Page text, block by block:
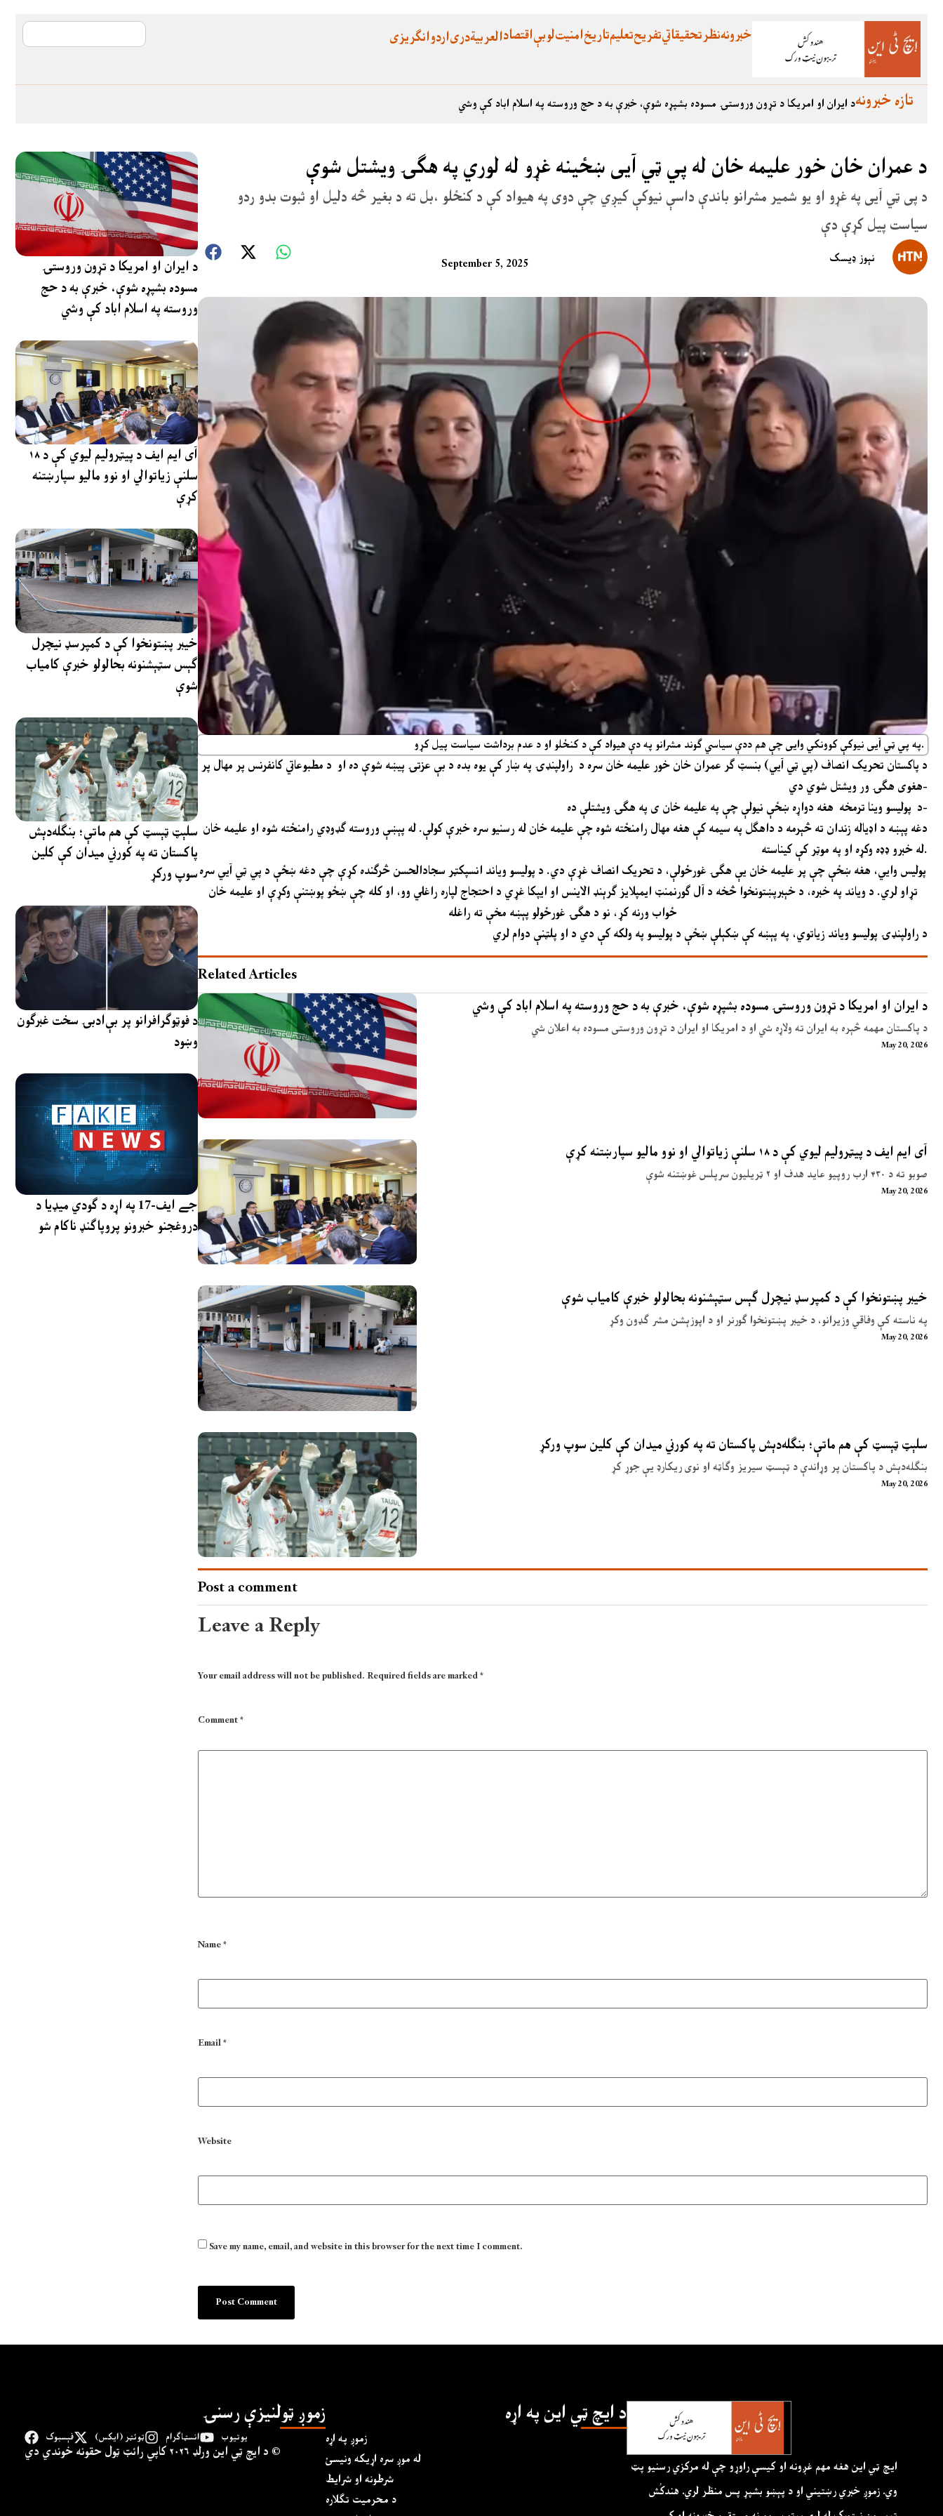
اقتصادلوبېامنیتتاریختعلیمتفریحتحقیقاتينظرخبرونه انگریزیاردودریالعربية
د ایران او امریکا د تړون وروستۍ مسوده بشپړه شوې، خبرې به د حج وروسته په اسلام اباد کې وشيتازه خبرونه
د ایران او امریکا د تړون وروستۍ
مسوده بشپړه شوې، خبرې به د حج
وروسته په اسلام اباد کې وشي
آی ایم ایف د پیټرولیم لیوي کې د ۱۸
سلنې زیاتوالي او نوو مالیو سپارښتنه
کړې
خیبر پښتونخوا کې د کمپرسډ نیچرل
ګېس سټېشنونه بحالولو خبرې کامیاب
شوې
سلېټ ټېسټ کې هم ماتې؛ بنګله‌دېش
پاکستان ته په کورني میدان کې کلین
سوپ ورکړ
د فوټوګرافرانو پر بې‌ادبۍ سخت غبرګون
وښود
جے ایف-17 په اړه د ګودي میډیا د
دروغجنو خبرونو پروپاګنډ ناکام شو
د عمران خان خور علیمه خان له پي ټي آیی ښځینه غړو له لوري په هګۍ ویشتل شوې
د پی ټي آیی په غړو او یو شمیر مشرانو باندې داسې نیوکې کیږي چې دوی په هیواد کې د کنځلو ،بل ته د بغیر څه دلیل او ثبوت بدو ردو
سیاست پیل کړې دې
September 5, 2025 نېوز ډیسک
په پي ټي آیی نیوکې کوونکي وایی چې هم ددې سیاسي ګوند مشرانو په دې هیواد کې د کنځلو او د عدم برداشت سیاست پیل کړو.
د پاکستان تحریک انصاف (پي ټي آيي) بنسټ ګر عمران خان خور عليمه خان سره د راولپنډۍ په ښار کې یوه بده د بې عزتۍ پیښه شوې ده او د مطبوعاتي کانفرنس پر مهال پر
هغوی هګۍ ور ویشتل شوي دي-
د پولیسو وینا ترمخه هغه دواړه ښځې نیولې چې په علیمه خان ی په هګۍ ویشتلې ده-
دغه پېښه د اډیاله زندان ته څېرمه د داهګل په سیمه کې هغه مهال رامنځته شوه چې عليمه خان له رسنیو سره خبرې کولې. له پېښې وروسته ګډوډي رامنځته شوه او عليمه خان
له خبرو ډډه وکړه او په موټر کې کيناسته.
پولیس وايي، هغه ښځې چې پر عليمه خان یې هګۍ غورځولې، د تحریک انصاف غړې دي. د پولیسو ویاند انسپکټر سجادالحسن څرګنده کړې چې دغه ښځې د پي ټي آيي سره
تړاو لري. د ویاند په خبره، د خېبرپښتونخوا څخه د آل ګورنمنټ ایمپلایز ګرېنډ الاینس او ایپکا غړي د احتجاج لپاره راغلي وو، او کله چې ښځو پوښتنې وکړې او عليمه خان
ځواب ورنه کړ، نو د هګۍ غورځولو پېښه مخې ته راغله
د راولپنډۍ پولیسو ویاند زیاتوي، په پېښه کې ښکېلې ښځې د پولیسو په ولکه کې دي د او پلټنې دوام لري
Related Articles
د ایران او امریکا د تړون وروستۍ مسوده بشپړه شوې، خبرې به د حج وروسته په اسلام اباد کې وشي
د پاکستان مهمه څېره به ایران ته ولاړه شي او د امریکا او ایران د تړون وروستی مسوده به اعلان شي
May 20, 2026
آی ایم ایف د پیټرولیم لیوي کې د ۱۸ سلنې زیاتوالي او نوو مالیو سپارښتنه کړې
صوبو ته د ۴۳۰ ارب روپیو عاید هدف او ۲ ټریلیون سرپلس غوښتنه شوې
May 20, 2026
خیبر پښتونخوا کې د کمپرسډ نیچرل ګېس سټېشنونه بحالولو خبرې کامیاب شوې
په ناسته کې وفاقي وزیرانو، د خیبر پښتونخوا ګورنر او د اپوزېشن مشر ګډون وکړ
May 20, 2026
سلېټ ټېسټ کې هم ماتې؛ بنګله‌دېش پاکستان ته په کورني میدان کې کلین سوپ ورکړ
بنګله‌دېش د پاکستان پر وړاندې د ټېسټ سیریز وګاټه او نوی ریکارډ یې جوړ کړ
May 20, 2026
Post a comment
Leave a Reply
Your email address will not be published.Required fields are marked*
Comment*
Name*
Email*
Website
Save my name, email, and website in this browser for the next time I comment.
ايچ ټي اين هغه مهم غږونه او کيسې راوړو چې له مرکزي رسنيو پټ
وي. زموږ خبري رښتيني او د پېښو بشپړ پس منظر لري. هندکُش
د ايچ ټي اين په اړه
زموږ په اړه
له موږ سره اړیکه ونیسئ
شرطونه او شرایط
د محرمیت تګلاره
زموږ ټولنیزې رسنۍ
فېسبوک ټوئټر (ایکس) انسټاګرام یوتیوب
د ايچ ټي اين وﺭلډ ۲۰۲۶ کاپي ﺭائټ ټول حقونه خوندي دي ©